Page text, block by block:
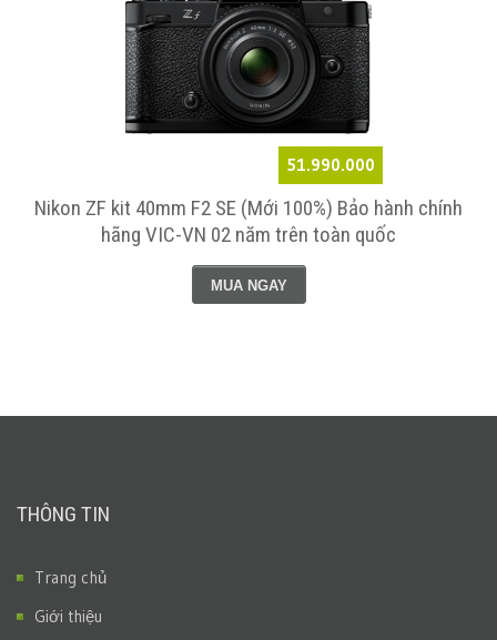
51.990.000
Nikon ZF kit 40mm F2 SE (Mới 100%) Bảo hành chính
hãng VIC-VN 02 năm trên toàn quốc
MUA NGAY
THÔNG TIN
Trang chủ
Giới thiệu